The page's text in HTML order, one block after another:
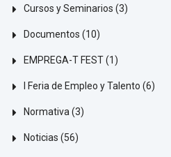
Cursos y Seminarios (3)
Documentos (10)
EMPREGA-T FEST(1)
I Feria de Empleo y Talento (6)
Normativa (3)
Noticias (56)